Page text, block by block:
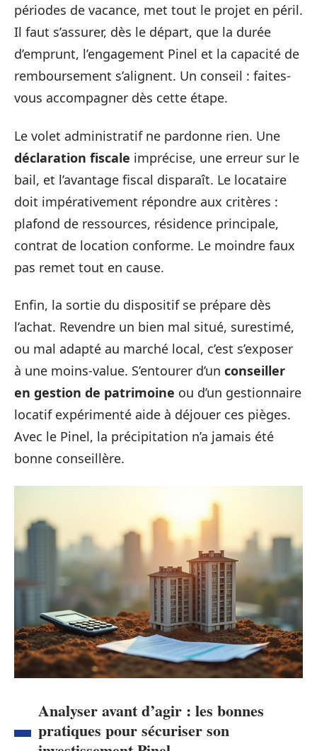
périodes de vacance, met tout le projet en péril.
Il faut s’assurer, dès le départ, que la durée
d’emprunt, l’engagement Pinel et la capacité de
remboursement s’alignent. Un conseil : faites-
vous accompagner dès cette étape.
Le volet administratif ne pardonne rien. Une
déclaration fiscale imprécise, une erreur sur le
bail, et l’avantage fiscal disparaît. Le locataire
doit impérativement répondre aux critères :
plafond de ressources, résidence principale,
contrat de location conforme. Le moindre faux
pas remet tout en cause.
Enfin, la sortie du dispositif se prépare dès
l’achat. Revendre un bien mal situé, surestimé,
ou mal adapté au marché local, c’est s’exposer
à une moins-value. S’entourer d’un conseiller
en gestion de patrimoine ou d’un gestionnaire
locatif expérimenté aide à déjouer ces pièges.
Avec le Pinel, la précipitation n’a jamais été
bonne conseillère.
Analyser avant d’agir : les bonnes
pratiques pour sécuriser son